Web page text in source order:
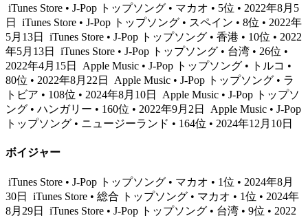
iTunes Store • J-Pop トップソング • マカオ • 5位 • 2022年8月5
日
iTunes Store • J-Pop トップソング • スペイン • 8位 • 2022年
5月13日
iTunes Store • J-Pop トップソング • 香港 • 10位 • 2022
年5月13日
iTunes Store • J-Pop トップソング • 台湾 • 26位 •
2022年4月15日
Apple Music • J-Pop トップソング • トルコ •
80位 • 2022年8月22日
Apple Music • J-Pop トップソング • ラ
トビア • 108位 • 2024年8月10日
Apple Music • J-Pop トップソ
ング • ハンガリー • 160位 • 2022年9月2日
Apple Music • J-Pop
トップソング • ニュージーランド • 164位 • 2024年12月10日
ボイジャー
iTunes Store • J-Pop トップソング • マカオ • 1位 • 2024年8月
30日
iTunes Store • 総合 トップソング • マカオ • 1位 • 2024年
8月29日
iTunes Store • J-Pop トップソング • 台湾 • 9位 • 2022